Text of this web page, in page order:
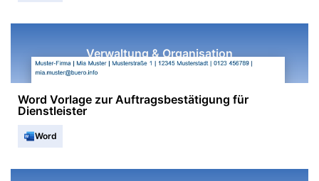
Verwaltung & Organisation
Word Vorlage zur Auftragsbestätigung für
Dienstleister
Word